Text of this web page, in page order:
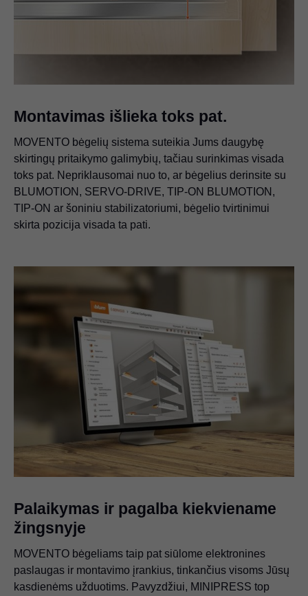
Montavimas išlieka toks pat.
MOVENTO bėgelių sistema suteikia Jums daugybę
skirtingų pritaikymo galimybių, tačiau surinkimas visada
toks pat. Nepriklausomai nuo to, ar bėgelius derinsite su
BLUMOTION, SERVO-DRIVE, TIP-ON BLUMOTION,
TIP-ON ar šoniniu stabilizatoriumi, bėgelio tvirtinimui
skirta pozicija visada ta pati.
Palaikymas ir pagalba kiekviename
žingsnyje
MOVENTO bėgeliams taip pat siūlome elektronines
paslaugas ir montavimo įrankius, tinkančius visoms Jūsų
kasdienėms užduotims. Pavyzdžiui, MINIPRESS top